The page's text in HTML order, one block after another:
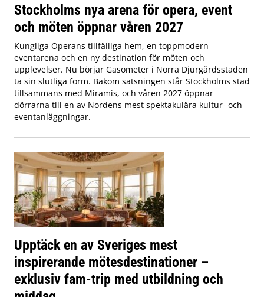
Stockholms nya arena för opera, event
och möten öppnar våren 2027
Kungliga Operans tillfälliga hem, en toppmodern
eventarena och en ny destination för möten och
upplevelser. Nu börjar Gasometer i Norra Djurgårdsstaden
ta sin slutliga form. Bakom satsningen står Stockholms stad
tillsammans med Miramis, och våren 2027 öppnar
dörrarna till en av Nordens mest spektakulära kultur- och
eventanläggningar.
Upptäck en av Sveriges mest
inspirerande mötesdestinationer –
exklusiv fam-trip med utbildning och